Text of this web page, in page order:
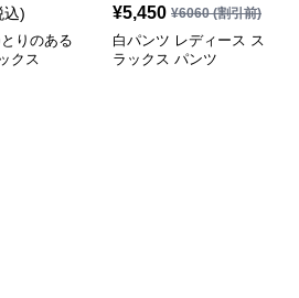
込)
りのある
クス
¥5,450 ¥6060(割引前)
白パンツ レディース ス
ラックス パンツ